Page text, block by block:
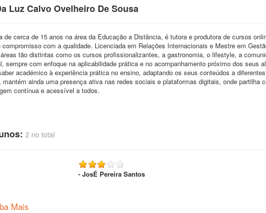
Luz Calvo Ovelheiro De Sousa
de cerca de 15 anos na área da Educação a Distância, é tutora e produtora de cursos
com a qualidade. Licenciada em Relações Internacionais e Mestre em
tão distintas como os cursos profissionalizantes, a gastronomia, o lifestyle, a
sempre com enfoque na aplicabilidade prática e no acompanhamento próximo dos seus
académico à experiência prática no ensino, adaptando os seus conteúdos a
ainda uma presença ativa nas redes sociais e plataformas digitais, onde partilha
contínua e acessível a todos.
2 no total
- JosÉ Pereira Santos
Mais